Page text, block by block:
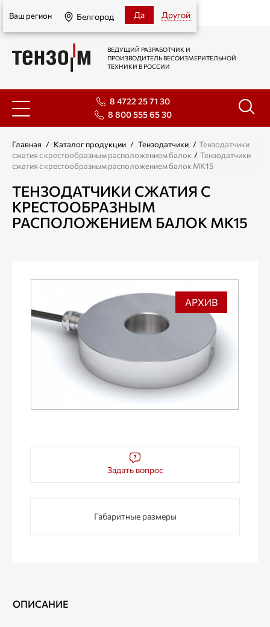
Белгород
Ваш регион Белгород Да Другой
ВЕДУЩИЙ РАЗРАБОТЧИК И
ПРОИЗВОДИТЕЛЬ ВЕСОИЗМЕРИТЕЛЬНОЙ
ТЕХНИКИ В РОССИИ
8 4722 25 71 30
8 800 555 65 30
Главная / Каталог продукции / Тензодатчики / Тензодатчики
сжатия с крестообразным расположением балок / Тензодатчики
сжатия с крестообразным расположением балок МК15
ТЕНЗОДАТЧИКИ СЖАТИЯ С
КРЕСТООБРАЗНЫМ
РАСПОЛОЖЕНИЕМ БАЛОК МК15
АРХИВ
Задать вопрос
Габаритные размеры
ОПИСАНИЕ